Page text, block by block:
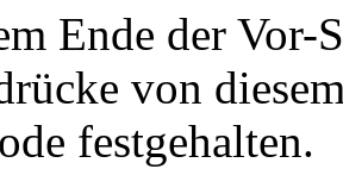
Ende der Vor-
von
festgehalten.